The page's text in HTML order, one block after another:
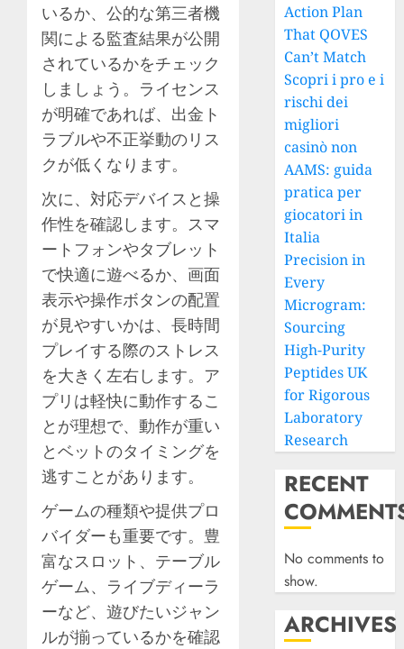
いるか、公的な第三者機
関による監査結果が公開
されているかをチェック
しましょう。ライセンス
が明確であれば、出金ト
ラブルや不正挙動のリス
クが低くなります。
次に、対応デバイスと操
作性を確認します。スマ
ートフォンやタブレット
で快適に遊べるか、画面
表示や操作ボタンの配置
が見やすいかは、長時間
プレイする際のストレス
を大きく左右します。ア
プリは軽快に動作するこ
とが理想で、動作が重い
とベットのタイミングを
逃すことがあります。
ゲームの種類や提供プロ
バイダーも重要です。豊
富なスロット、テーブル
ゲーム、ライブディーラ
ーなど、遊びたいジャン
ルが揃っているかを確認
Action Plan
That QOVES
Can’t Match
Scopri i pro e i
rischi dei
migliori
casinò non
AAMS: guida
pratica per
giocatori in
Italia
Precision in
Every
Microgram:
Sourcing
High-Purity
Peptides UK
for Rigorous
Laboratory
Research
RECENT
No comments to
show.
ARCHIVES